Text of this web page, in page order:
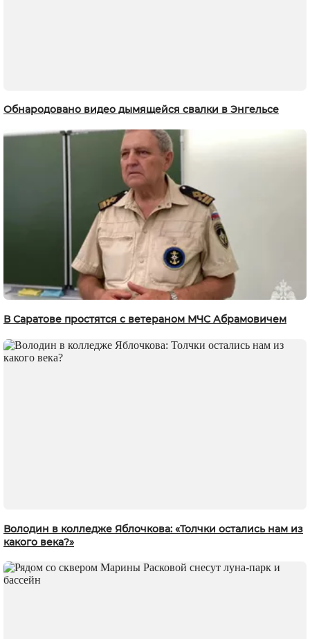
Обнародовано видео дымящейся свалки в Энгельсе
В Саратове простятся с ветераном МЧС Абрамовичем
Володин в колледже Яблочкова: «Толчки остались нам из
какого века?»